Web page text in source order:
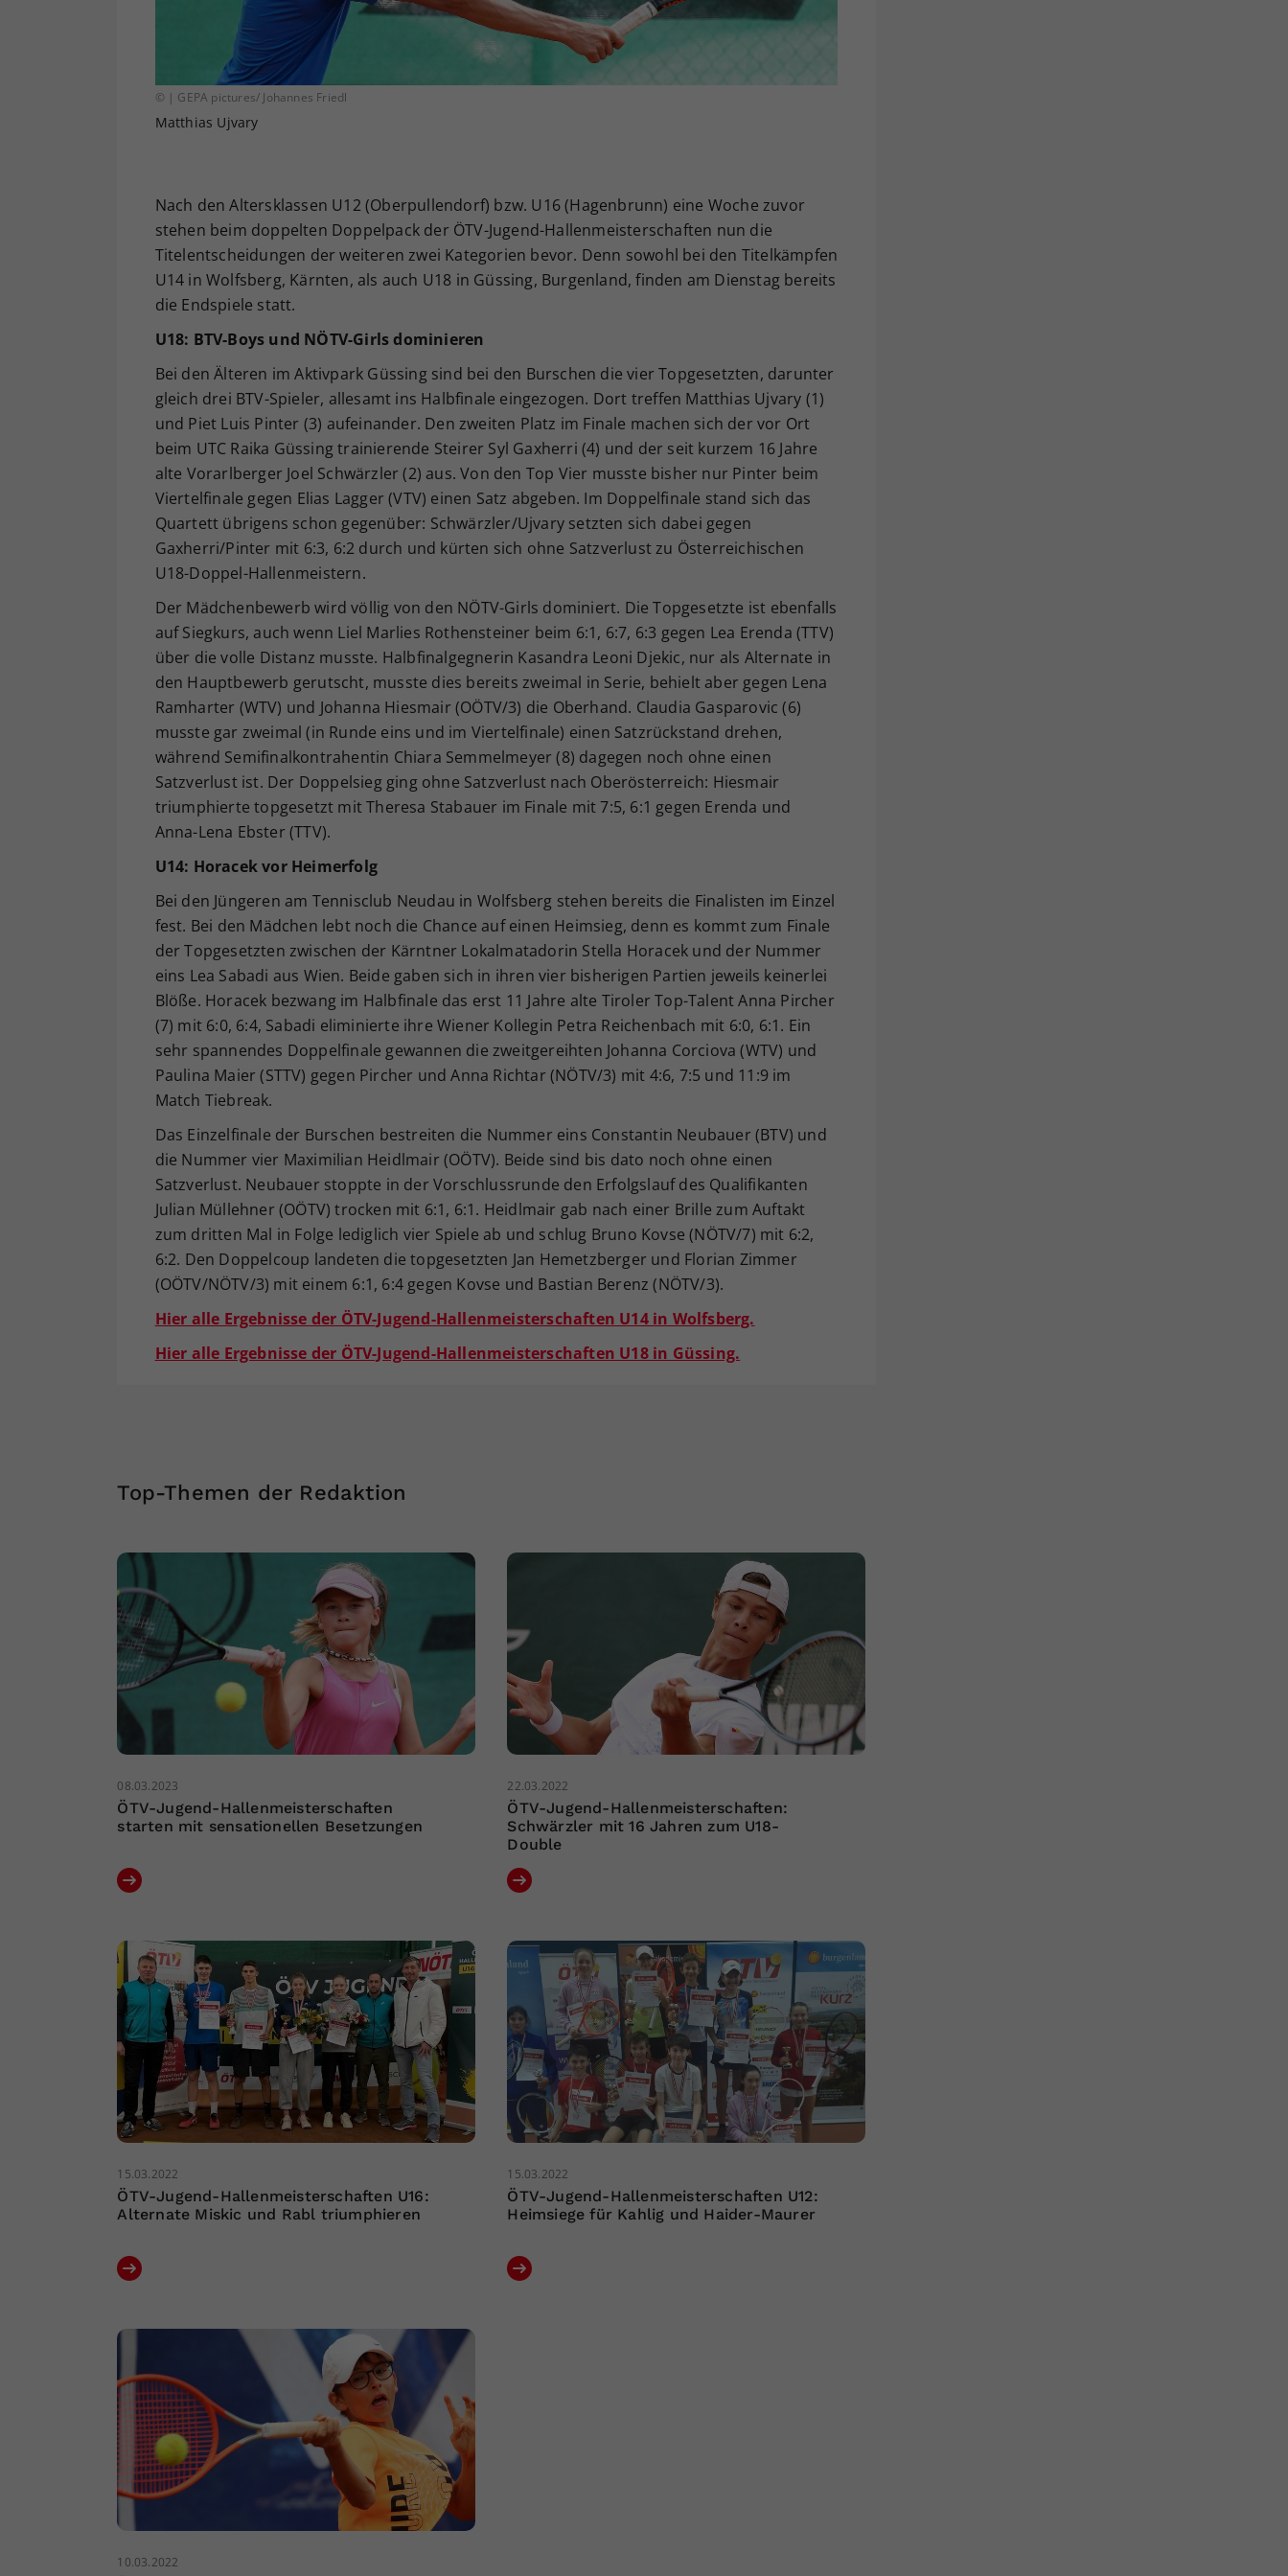
© | GEPA pictures/ Johannes Friedl
Matthias Ujvary
Nach den Altersklassen U12 (Oberpullendorf) bzw. U16 (Hagenbrunn) eine Woche zuvor
stehen beim doppelten Doppelpack der ÖTV-Jugend-Hallenmeisterschaften nun die
Titelentscheidungen der weiteren zwei Kategorien bevor. Denn sowohl bei den Titelkämpfen
U14 in Wolfsberg, Kärnten, als auch U18 in Güssing, Burgenland, finden am Dienstag bereits
die Endspiele statt.
U18: BTV-Boys und NÖTV-Girls dominieren
Bei den Älteren im Aktivpark Güssing sind bei den Burschen die vier Topgesetzten, darunter
gleich drei BTV-Spieler, allesamt ins Halbfinale eingezogen. Dort treffen Matthias Ujvary (1)
und Piet Luis Pinter (3) aufeinander. Den zweiten Platz im Finale machen sich der vor Ort
beim UTC Raika Güssing trainierende Steirer Syl Gaxherri (4) und der seit kurzem 16 Jahre
alte Vorarlberger Joel Schwärzler (2) aus. Von den Top Vier musste bisher nur Pinter beim
Viertelfinale gegen Elias Lagger (VTV) einen Satz abgeben. Im Doppelfinale stand sich das
Quartett übrigens schon gegenüber: Schwärzler/Ujvary setzten sich dabei gegen
Gaxherri/Pinter mit 6:3, 6:2 durch und kürten sich ohne Satzverlust zu Österreichischen
U18-Doppel-Hallenmeistern.
Der Mädchenbewerb wird völlig von den NÖTV-Girls dominiert. Die Topgesetzte ist ebenfalls
auf Siegkurs, auch wenn Liel Marlies Rothensteiner beim 6:1, 6:7, 6:3 gegen Lea Erenda (TTV)
über die volle Distanz musste. Halbfinalgegnerin Kasandra Leoni Djekic, nur als Alternate in
den Hauptbewerb gerutscht, musste dies bereits zweimal in Serie, behielt aber gegen Lena
Ramharter (WTV) und Johanna Hiesmair (OÖTV/3) die Oberhand. Claudia Gasparovic (6)
musste gar zweimal (in Runde eins und im Viertelfinale) einen Satzrückstand drehen,
während Semifinalkontrahentin Chiara Semmelmeyer (8) dagegen noch ohne einen
Satzverlust ist. Der Doppelsieg ging ohne Satzverlust nach Oberösterreich: Hiesmair
triumphierte topgesetzt mit Theresa Stabauer im Finale mit 7:5, 6:1 gegen Erenda und
Anna-Lena Ebster (TTV).
U14: Horacek vor Heimerfolg
Bei den Jüngeren am Tennisclub Neudau in Wolfsberg stehen bereits die Finalisten im Einzel
fest. Bei den Mädchen lebt noch die Chance auf einen Heimsieg, denn es kommt zum Finale
der Topgesetzten zwischen der Kärntner Lokalmatadorin Stella Horacek und der Nummer
eins Lea Sabadi aus Wien. Beide gaben sich in ihren vier bisherigen Partien jeweils keinerlei
Blöße. Horacek bezwang im Halbfinale das erst 11 Jahre alte Tiroler Top-Talent Anna Pircher
(7) mit 6:0, 6:4, Sabadi eliminierte ihre Wiener Kollegin Petra Reichenbach mit 6:0, 6:1. Ein
sehr spannendes Doppelfinale gewannen die zweitgereihten Johanna Corciova (WTV) und
Paulina Maier (STTV) gegen Pircher und Anna Richtar (NÖTV/3) mit 4:6, 7:5 und 11:9 im
Match Tiebreak.
Das Einzelfinale der Burschen bestreiten die Nummer eins Constantin Neubauer (BTV) und
die Nummer vier Maximilian Heidlmair (OÖTV). Beide sind bis dato noch ohne einen
Satzverlust. Neubauer stoppte in der Vorschlussrunde den Erfolgslauf des Qualifikanten
Julian Müllehner (OÖTV) trocken mit 6:1, 6:1. Heidlmair gab nach einer Brille zum Auftakt
zum dritten Mal in Folge lediglich vier Spiele ab und schlug Bruno Kovse (NÖTV/7) mit 6:2,
6:2. Den Doppelcoup landeten die topgesetzten Jan Hemetzberger und Florian Zimmer
(OÖTV/NÖTV/3) mit einem 6:1, 6:4 gegen Kovse und Bastian Berenz (NÖTV/3).
Hier alle Ergebnisse der ÖTV-Jugend-Hallenmeisterschaften U14 in Wolfsberg.
Hier alle Ergebnisse der ÖTV-Jugend-Hallenmeisterschaften U18 in Güssing.
Top-Themen der Redaktion
08.03.2023
ÖTV-Jugend-Hallenmeisterschaften
starten mit sensationellen Besetzungen
22.03.2022
ÖTV-Jugend-Hallenmeisterschaften:
Schwärzler mit 16 Jahren zum U18-
Double
15.03.2022
ÖTV-Jugend-Hallenmeisterschaften U16:
Alternate Miskic und Rabl triumphieren
15.03.2022
ÖTV-Jugend-Hallenmeisterschaften U12:
Heimsiege für Kahlig und Haider-Maurer
10.03.2022
Ihrer vorgenommen Einstellungen, falls der
Webseiten-Betreiber dies eingestellt hat.